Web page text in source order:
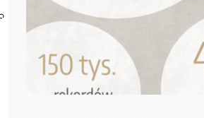
Poczta ibl.waw.pl
Kontakt